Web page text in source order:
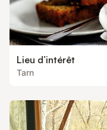
Lieu d’intérêt
Tarn